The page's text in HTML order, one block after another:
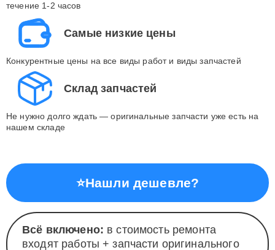
течение 1-2 часов
Самые низкие цены
Конкурентные цены на все виды работ и виды запчастей
Склад запчастей
Не нужно долго ждать — оригинальные запчасти уже есть на
нашем складе
⭐Нашли дешевле?
Всё включено: в стоимость ремонта
входят работы + запчасти оригинального